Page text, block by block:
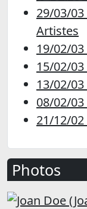
29/03/
Artistes
19/02/
15/02/
13/02/
08/02/03
21/12/02
Photos